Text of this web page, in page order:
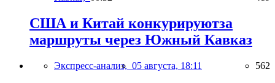
США и Китай конкурируютза
маршруты через Южный Кавказ
Экспресс-анализ, 05 августа, 18:11 562